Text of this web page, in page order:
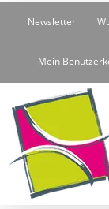
springen
Newsletter
Mein